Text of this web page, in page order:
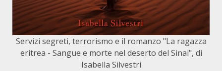
Servizi segreti, terrorismo e il romanzo "La ragazza
eritrea - Sangue e morte nel deserto del Sinai", di
Isabella Silvestri